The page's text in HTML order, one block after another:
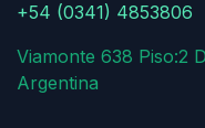
+54 (0341) 4853806
Viamonte 638 Piso:2
Argentina